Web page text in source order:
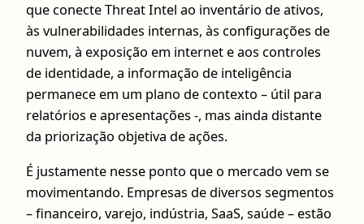
que conecte Threat Intel ao inventário de ativos,
às vulnerabilidades internas, às configurações de
nuvem, à exposição em internet e aos controles
de identidade, a informação de inteligência
permanece em um plano de contexto – útil para
relatórios e apresentações -, mas ainda distante
da priorização objetiva de ações.
É justamente nesse ponto que o mercado vem se
movimentando. Empresas de diversos segmentos
– financeiro, varejo, indústria, SaaS, saúde – estão